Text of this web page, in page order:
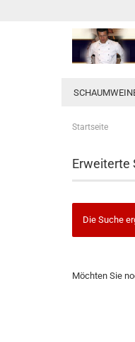
Startseite
Erweiterte
Die Suche
SIE
Möchten Sie